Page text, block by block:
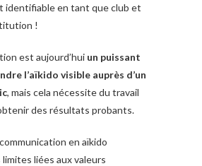
identifiable en tant que club et
!
est aujourd’hui un puissant
l’aïkido visible auprès d’un
, mais cela nécessite du travail
des résultats probants.
en aïkido
liées aux valeurs